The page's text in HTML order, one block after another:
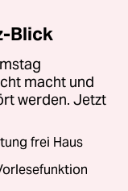
Blick
macht und
werden. Jetzt
frei Haus